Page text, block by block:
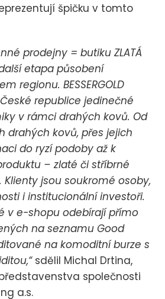
špičku v tomto
prodejny = butiku ZLATÁ
etapa působení
regionu. BESSERGOLD
republice jedinečné
v rámci drahých kovů. Od
drahých kovů, přes jejich
do ryzí podoby až k
– zlaté či stříbrné
jsou soukromé osoby,
i institucionální investoři.
v e-shopu odebírají přímo
na seznamu Good
na komoditní burze s
sdělil Michal Drtina,
společnosti
a.s.